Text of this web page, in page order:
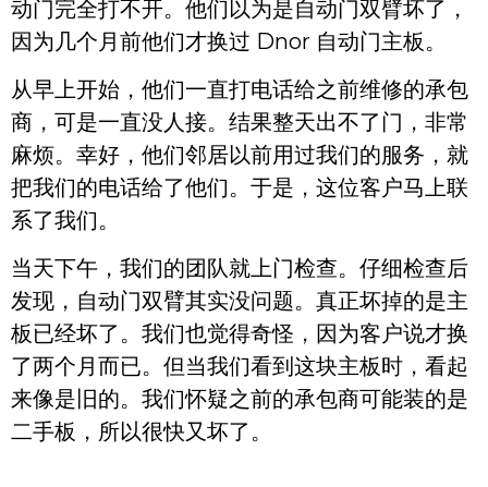
动门完全打不开。他们以为是自动门双臂坏了，
因为几个月前他们才换过 Dnor 自动门主板。
从早上开始，他们一直打电话给之前维修的承包
商，可是一直没人接。结果整天出不了门，非常
麻烦。幸好，他们邻居以前用过我们的服务，就
把我们的电话给了他们。于是，这位客户马上联
系了我们。
当天下午，我们的团队就上门检查。仔细检查后
发现，自动门双臂其实没问题。真正坏掉的是主
板已经坏了。我们也觉得奇怪，因为客户说才换
了两个月而已。但当我们看到这块主板时，看起
来像是旧的。我们怀疑之前的承包商可能装的是
二手板，所以很快又坏了。